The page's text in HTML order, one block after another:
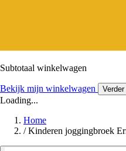
Subtotaal winkelwagen
Bekijk mijn winkelwagen
Loading...
Home
/ Kinderen joggingbroek